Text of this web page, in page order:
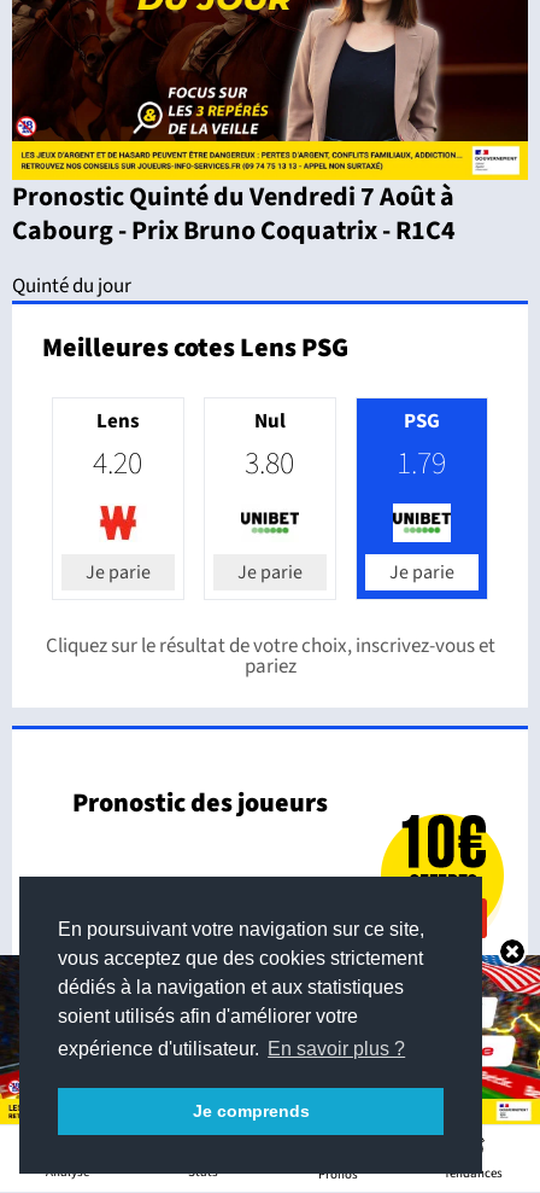
En poursuivant votre navigation sur ce site,
vous acceptez que des cookies strictement
dédiés à la navigation et aux statistiques
soient utilisés afin d'améliorer votre
expérience d'utilisateur. En savoir plus ?
Je comprends
Analyse Stats Pronos Tendances
Pronostic Quinté du Vendredi 7 Août à
Cabourg - Prix Bruno Coquatrix - R1C4
Quinté du jour
Meilleures cotes Lens PSG
Lens
4.20
Je parie
Nul
3.80
Je parie
PSG
1.79
Je parie
Cliquez sur le résultat de votre choix, inscrivez-vous et
pariez
Pronostic des joueurs